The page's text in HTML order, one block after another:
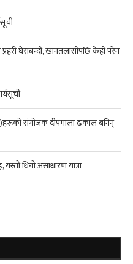
प्रहरी घेराबन्दी, खानतलासीपछि केही परेन
संयोजक दीपमाला ढकाल बनिन्
यस्तो थियो असाधारण यात्रा